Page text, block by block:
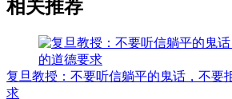
相关推荐
复旦教授：不要听信躺平的鬼话，不要
求